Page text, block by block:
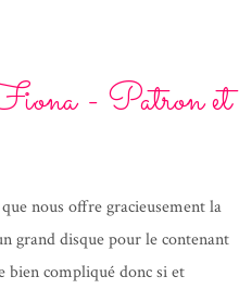
- Patron et
nous offre gracieusement la
grand disque pour le contenant
bien compliqué donc si et